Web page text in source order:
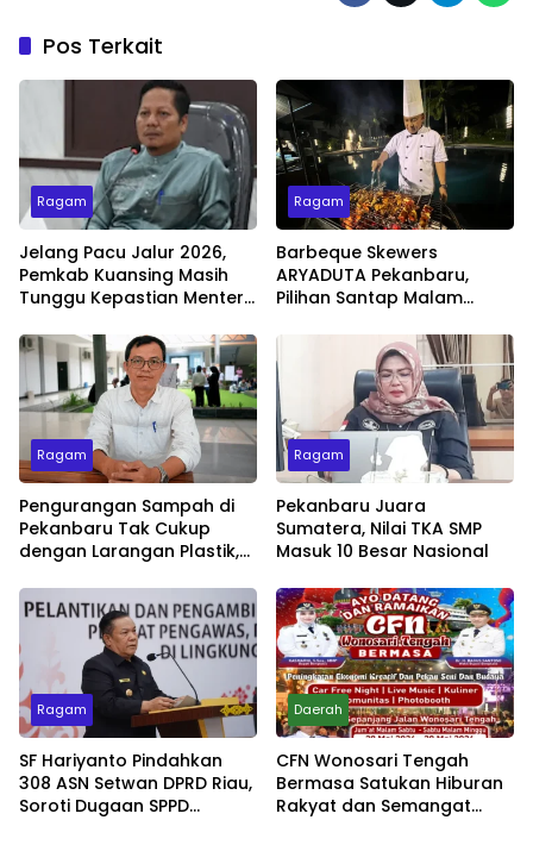
Pos Terkait
Ragam
Jelang Pacu Jalur 2026,
Pemkab Kuansing Masih
Tunggu Kepastian Menteri
Ragam
Barbeque Skewers
ARYADUTA Pekanbaru,
Pilihan Santap Malam
Ragam
Pengurangan Sampah di
Pekanbaru Tak Cukup
dengan Larangan Plastik,
Jadi Penentu
Ragam
Pekanbaru Juara
Sumatera, Nilai TKA SMP
Masuk 10 Besar Nasional
Ragam
SF Hariyanto Pindahkan
308 ASN Setwan DPRD Riau,
Soroti Dugaan SPPD
Daerah
CFN Wonosari Tengah
Bermasa Satukan Hiburan
Rakyat dan Semangat